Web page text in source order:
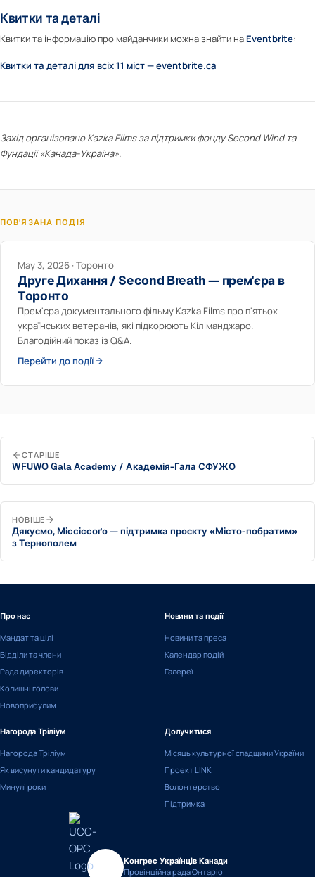
Квитки та деталі
Квитки та інформацію про майданчики можна знайти на Eventbrite:
Квитки та деталі для всіх 11 міст — eventbrite.ca
Захід організовано Kazka Films за підтримки фонду Second Wind та
Фундації «Канада-Україна».
ПОВ'ЯЗАНА ПОДІЯ
May 3, 2026 · Торонто
Друге Дихання / Second Breath — прем'єра в
Торонто
Прем'єра документального фільму Kazka Films про п'ятьох
українських ветеранів, які підкорюють Кіліманджаро.
Благодійний показ із Q&A.
Перейти до події →
СТАРІШЕ
WFUWO Gala Academy / Академія-Гала СФУЖО
НОВІШЕ
Дякуємо, Міссіссоґо — підтримка проєкту «Місто-побратим»
з Тернополем
Про нас
Мандат та цілі
Відділи та члени
Рада директорів
Колишні голови
Новоприбулим
Новини та події
Новини та преса
Календар подій
Галереї
Нагорода Тріліум
Нагорода Тріліум
Як висунути кандидатуру
Минулі роки
Долучитися
Місяць культурної спадщини України
Проект LINK
Волонтерство
Підтримка
Конгрес Українців Канади
Провінційна рада Онтаріо